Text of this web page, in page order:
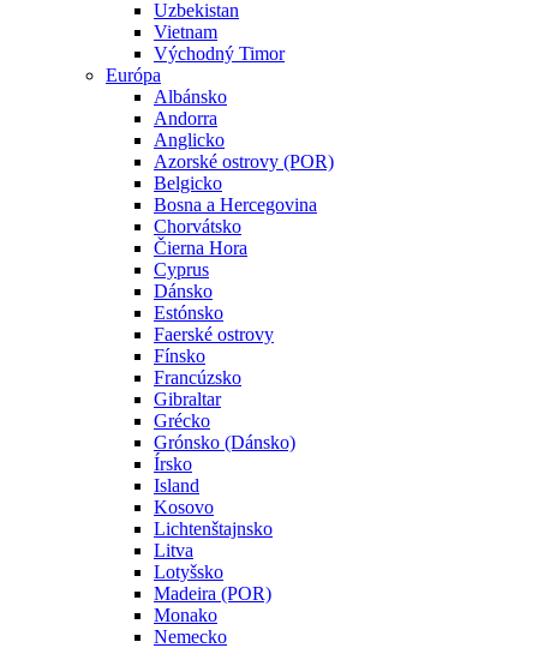
Uzbekistan
Vietnam
Východný Timor
Európa
Albánsko
Andorra
Anglicko
Azorské ostrovy (POR)
Belgicko
Bosna a Hercegovina
Chorvátsko
Čierna Hora
Cyprus
Dánsko
Estónsko
Faerské ostrovy
Fínsko
Francúzsko
Gibraltar
Grécko
Grónsko (Dánsko)
Írsko
Island
Kosovo
Lichtenštajnsko
Litva
Lotyšsko
Madeira (POR)
Monako
Nemecko